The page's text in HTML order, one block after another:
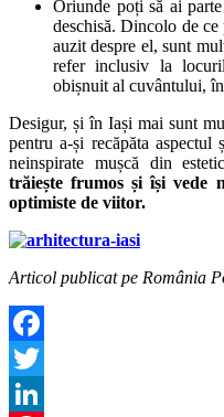
Oriunde poți să ai
deschisă. Dincolo de ce
auzit despre el, sunt
refer inclusiv la
obișnuit al cuvântului,
Desigur, și în Iași mai sunt
pentru a-și recăpăta
neinspirate mușcă din
trăiește frumos și își vede
optimiste de viitor.
Articol publicat pe România
Facebook
Twitter